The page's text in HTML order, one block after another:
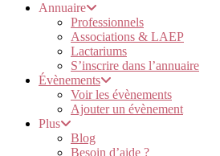
Annuaire
Professionnels
Associations & LAEP
Lactariums
S’inscrire dans l’annuaire
Évènements
Voir les évènements
Ajouter un évènement
Plus
Blog
Besoin d’aide ?